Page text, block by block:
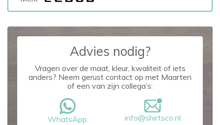
Advies nodig?
Vragen over de maat, kleur, kwaliteit of iets
anders? Neem gerust contact op met Maarten
of een van zijn collega’s:
WhatsApp info@shirtsco.nl